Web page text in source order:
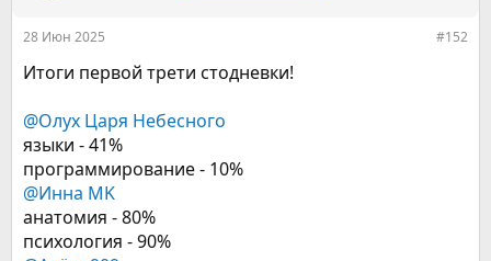
28 Июн 2025 #152
Итоги первой трети стодневки!
@Олух Царя Небесного
языки - 41%
программирование - 10%
@Инна MK
анатомия - 80%
психология - 90%